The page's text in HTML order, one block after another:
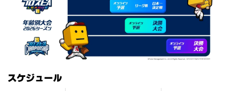
スケジュール